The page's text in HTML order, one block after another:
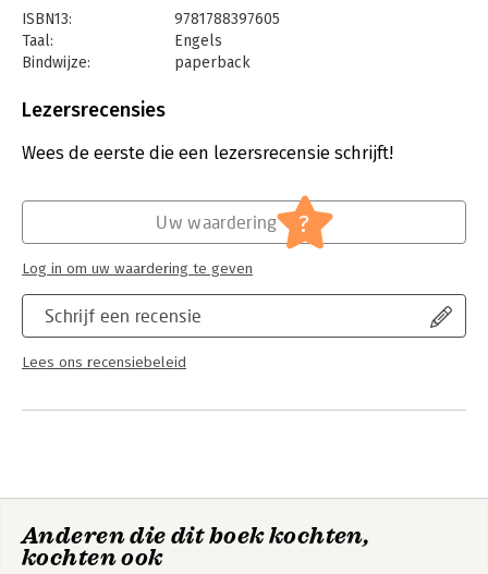
ISBN13:
9781788397605
Taal:
Engels
Bindwijze:
paperback
Uitgever:
Verschijningsdatum:
16-11-2017
IT-management / ICT
Lezersrecensies
Wees de eerste die een lezersrecensie schrijft!
Schrijf een recensie
Lees ons recensiebeleid
Uw waardering ?
Log in om uw waardering te geven
Anderen die dit boek kochten,
kochten ook